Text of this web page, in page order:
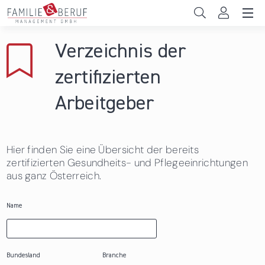
Direkt zum Inhalt
Gemeinden
Das sind wir
News & Events
Verzeichnis der
zertifizierten
Arbeitgeber
Hier finden Sie eine Übersicht der bereits
zertifizierten Gesundheits- und Pflegeeinrichtungen
aus ganz Österreich.
Name
Bundesland Branche